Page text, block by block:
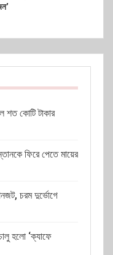
শত কোটি টাকার
ফিরে পেতে মায়ের
চরম দুর্ভোগে
হলো ‘ক্যাফে